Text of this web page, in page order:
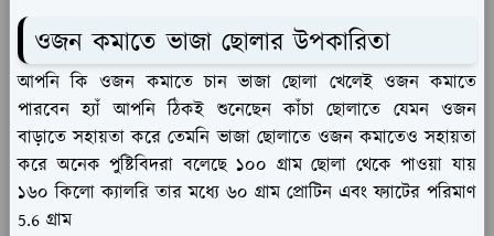
ওজন কমাতে ভাজা ছোলার উপকারিতা
আপনি কি ওজন কমাতে চান ভাজা ছোলা খেলেই ওজন কমাতে
পারবেন হ্যাঁ আপনি ঠিকই শুনেছেন কাঁচা ছোলাতে যেমন ওজন
বাড়াতে সহায়তা করে তেমনি ভাজা ছোলাতে ওজন কমাতেও সহায়তা
করে অনেক পুষ্টিবিদরা বলেছে ১০০ গ্রাম ছোলা থেকে পাওয়া যায়
১৬০ কিলো ক্যালরি তার মধ্যে ৬০ গ্রাম প্রোটিন এবং ফ্যাটের পরিমাণ
5.6 গ্রাম